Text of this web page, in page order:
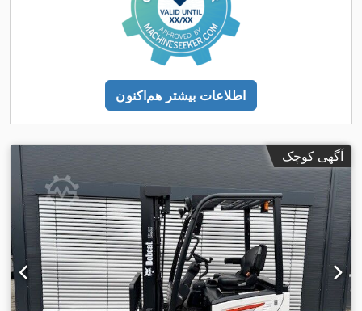
اطلاعات بیشتر هم‌اکنون
آگهی کوچک